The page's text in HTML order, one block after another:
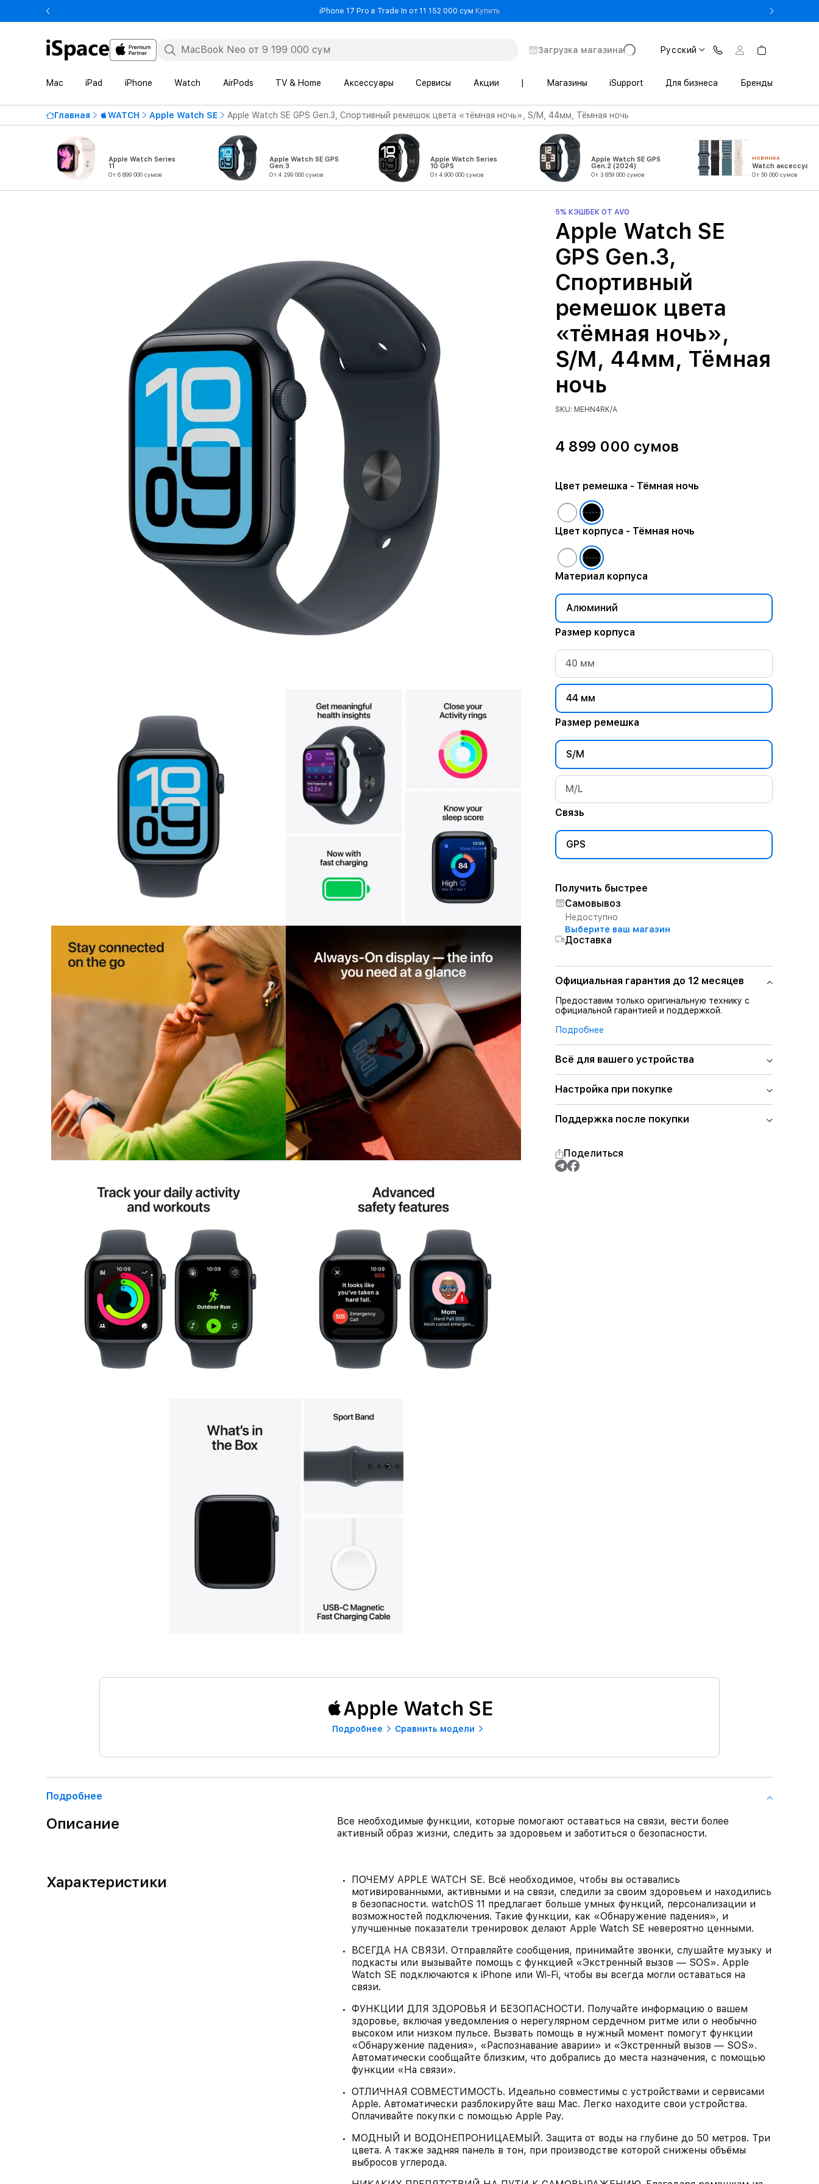
iPhone 17 Pro в Trade In от 11 152 000 сум Купить- iPhone 17 Pro в Trade In от 11 152 000 сум
Загрузка магазина Русский
Mac iPad iPhone Watch AirPods TV & Home Аксессуары Сервисы Акции Магазины iSupport Для бизнеса Бренды
Главная WATCH Apple Watch SE Apple Watch SE GPS Gen.3, Спортивный ремешок цвета «тёмная ночь», S/M, 44мм, Тёмная ночь
Apple Watch Series
11
От 6 899 000 сумов
Apple Watch SE GPS
Gen.3
От 4 299 000 сумов
Apple Watch Series
10 GPS
От 4 900 000 сумов
Apple Watch SE GPS
Gen.2 (2024)
От 3 859 000 сумов
НОВИНКА
Watch аксессуары
От 50 000 сумов
5% КЭШБЕК ОТ AVO
Apple Watch SE
GPS Gen.3,
Спортивный
ремешок цвета
«тёмная ночь»,
S/M, 44мм, Тёмная
ночь
SKU: MEHN4RK/A
4 899 000 сумов
Материал корпуса
Алюминий
Размер корпуса
40 мм
44 мм
Размер ремешка
S/M
M/L
Цвет ремешка - Тёмная ночь
Цвет корпуса - Тёмная ночь
Связь
GPS
Получить быстрее
Самовывоз
Недоступно
Выберите ваш магазин
Доставка
Официальная гарантия до 12 месяцев
Предоставим только оригинальную технику с
официальной гарантией и поддержкой.
Подробнее
Всё для вашего устройства
Настройка при покупке
Поддержка после покупки
Поделиться
Apple Watch SE
Подробнее Сравнить модели
Подробнее
Описание
Все необходимые функции, которые помогают оставаться на связи, вести более
активный образ жизни, следить за здоровьем и заботиться о безопасности.
Характеристики
ПОЧЕМУ APPLE WATCH SE. Всё необходимое, чтобы вы оставались
мотивированными, активными и на связи, следили за своим здоровьем и находились
в безопасности. watchOS 11 предлагает больше умных функций, персонализации и
возможностей подключения. Такие функции, как «Обнаружение падения», и
улучшенные показатели тренировок делают Apple Watch SE невероятно ценными.
ВСЕГДА НА СВЯЗИ. Отправляйте сообщения, принимайте звонки, слушайте музыку и
подкасты или вызывайте помощь с функцией «Экстренный вызов — SOS». Apple
Watch SE подключаются к iPhone или Wi-Fi, чтобы вы всегда могли оставаться на
связи.
ФУНКЦИИ ДЛЯ ЗДОРОВЬЯ И БЕЗОПАСНОСТИ. Получайте информацию о вашем
здоровье, включая уведомления о нерегулярном сердечном ритме или о необычно
высоком или низком пульсе. Вызвать помощь в нужный момент помогут функции
«Обнаружение падения», «Распознавание аварии» и «Экстренный вызов — SOS».
Автоматически сообщайте близким, что добрались до места назначения, с помощью
функции «На связи».
ОТЛИЧНАЯ СОВМЕСТИМОСТЬ. Идеально совместимы с устройствами и сервисами
Apple. Автоматически разблокируйте ваш Mac. Легко находите свои устройства.
Оплачивайте покупки с помощью Apple Pay.
МОДНЫЙ И ВОДОНЕПРОНИЦАЕМЫЙ. Защита от воды на глубине до 50 метров. Три
цвета. А также задняя панель в тон, при производстве которой снижены объёмы
выбросов углерода.